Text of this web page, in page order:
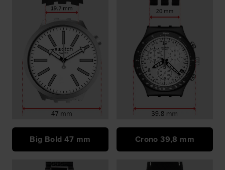
Big Bold 47 mm Crono 39,8 mm